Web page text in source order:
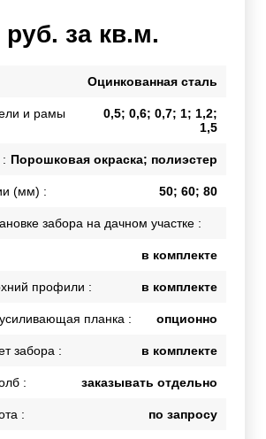
руб. за кв.м.
Оцинкованная сталь
и рамы
0,5; 0,6; 0,7; 1; 1,2;
1,5
Порошковая окраска; полиэстер
(мм) : 50; 60; 80
забора на дачном участке :
в комплекте
профили : в комплекте
планка : опционно
забора : в комплекте
: заказывать отдельно
: по запросу